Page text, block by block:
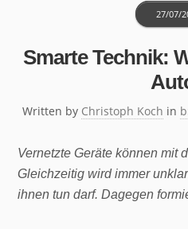
Smarte Technik:
Written by Christoph Koch
27/07/
in
Vernetzte Geräte können mit
Gleichzeitig wird immer
ihnen tun darf. Dagegen